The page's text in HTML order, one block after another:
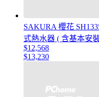
SAKURA 櫻花
式熱水器 ( 含基本安
$12,568
$13,230